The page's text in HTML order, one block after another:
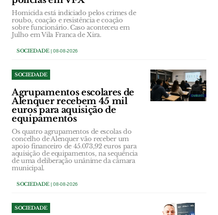
Homicida está indiciado pelos crimes de
roubo, coação e resistência e coação
sobre funcionário. Caso aconteceu em
Julho em Vila Franca de Xira.
SOCIEDADE| 08-08-2026
SOCIEDADE
Agrupamentos escolares de
Alenquer recebem 45 mil
euros para aquisição de
equipamentos
Os quatro agrupamentos de escolas do
concelho de Alenquer vão receber um
apoio financeiro de 45.073,92 euros para
aquisição de equipamentos, na sequência
de uma deliberação unânime da câmara
municipal.
SOCIEDADE| 08-08-2026
SOCIEDADE